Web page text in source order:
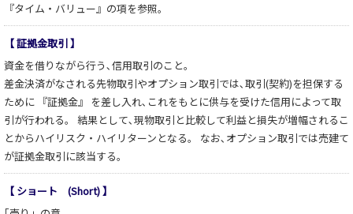
『タイム・バリュー』の項を参照。
【 証拠金取引 】
資金を借りながら行う､信用取引のこと。
差金決済がなされる先物取引やオプション取引では､取引(契約)を担保する
ために 『証拠金』 を差し入れ､これをもとに供与を受けた信用によって取
引が行われる。 結果として､現物取引と比較して利益と損失が増幅されるこ
とからハイリスク・ハイリターンとなる。 なお､オプション取引では売建て
が証拠金取引に該当する。
【 ショート (Short) 】